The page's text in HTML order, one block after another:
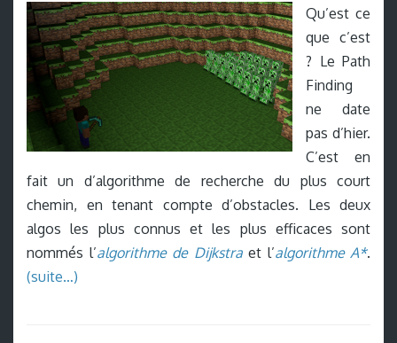
Qu’est ce
que c’est
? Le Path
Finding
ne date
pas d’hier.
C’est en
fait un d’algorithme de recherche du plus court
chemin, en tenant compte d’obstacles. Les deux
algos les plus connus et les plus efficaces sont
nommés l’algorithme de Dijkstraet l’algorithme A*.
(suite…)